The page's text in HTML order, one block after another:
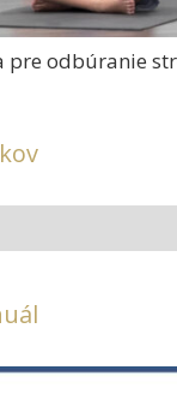
pre odbúranie